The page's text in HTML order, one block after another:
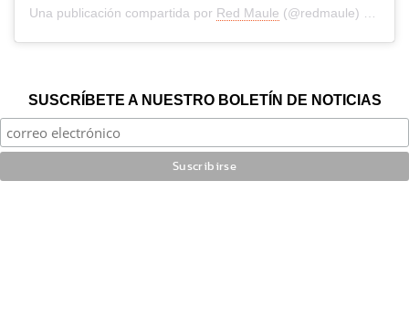
Una publicación compartida por Red Maule (@redmaule) el
SUSCRÍBETE A NUESTRO BOLETÍN DE NOTICIAS